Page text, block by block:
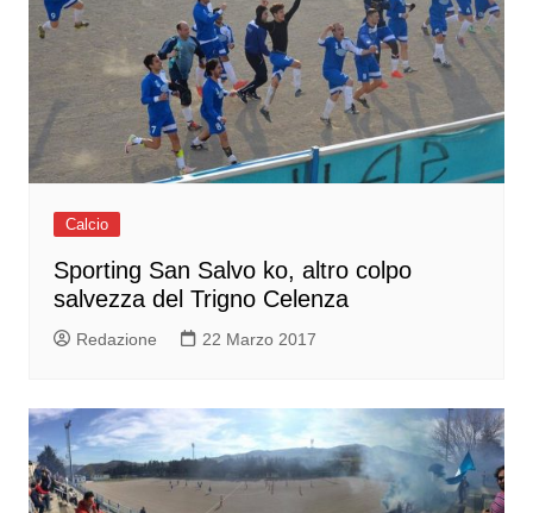
Calcio
Sporting San Salvo ko, altro colpo
salvezza del Trigno Celenza
Redazione 22 Marzo 2017